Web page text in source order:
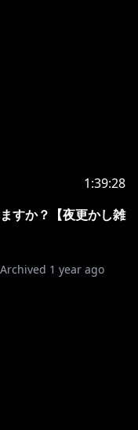
1:39:28
すか？【夜更かし雑
Archived 1 year ago